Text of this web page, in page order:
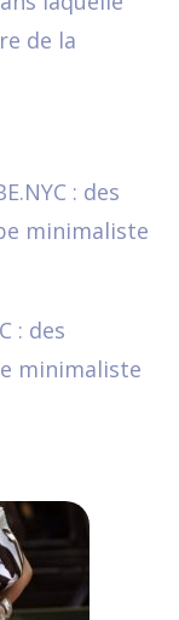
de la
: des
minimaliste